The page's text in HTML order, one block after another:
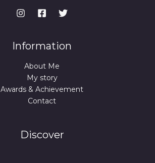
Information
About Me
My story
Awards & Achievement
Contact
Discover